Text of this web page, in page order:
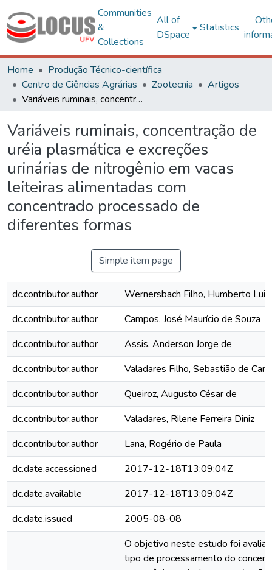
Communities
&
Collections
All of
DSpace
Statistics
Home
Produção Técnico-científica
Centro de Ciências Agrárias
Zootecnia
Artigos
Variáveis ruminais, concentração de uréia plasmática e excreções urinárias de nitrogênio em vacas leiteiras alimentadas com concentrado processado de diferentes formas
Variáveis ruminais, concentração de
uréia plasmática e excreções
urinárias de nitrogênio em vacas
leiteiras alimentadas com
concentrado processado de
diferentes formas
Simple item page
dc.contributor.author
Wernersbach Filho, Humberto Luiz
dc.contributor.author
Campos, José Maurício de Souza
dc.contributor.author
Assis, Anderson Jorge de
dc.contributor.author
Valadares Filho, Sebastião de
dc.contributor.author
Queiroz, Augusto César de
dc.contributor.author
Valadares, Rilene Ferreira Diniz
dc.contributor.author
Lana, Rogério de Paula
dc.date.accessioned
2017-12-18T13:09:04Z
dc.date.available
2017-12-18T13:09:04Z
dc.date.issued
2005-08-08
O objetivo neste estudo foi avaliar
tipo de processamento do